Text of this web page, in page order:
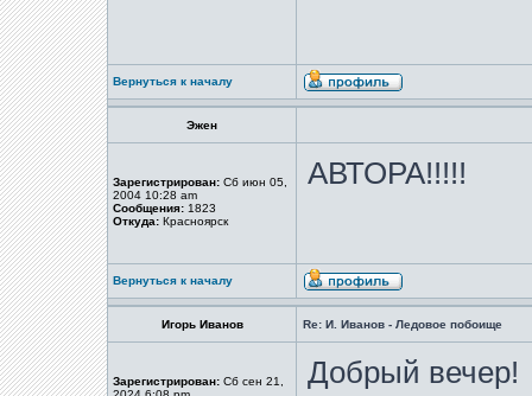
Вернуться к началу
Эжен
Зарегистрирован: Сб июн 05,
2004 10:28 am
Сообщения: 1823
Откуда: Красноярск
АВТОРА!!!!!
Вернуться к началу
Игорь Иванов Re: И. Иванов - Ледовое побоище
Зарегистрирован: Сб сен 21,
Добрый вечер!